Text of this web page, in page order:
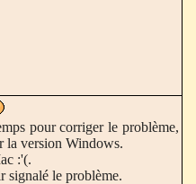
pour corriger le problème,
la version Windows.
:'(.
le problème.